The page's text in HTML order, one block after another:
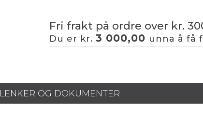
Fri frakt på ordre over kr.
Du er kr. 3 000,00 unna å få
LENKER OG DOKUMENTER